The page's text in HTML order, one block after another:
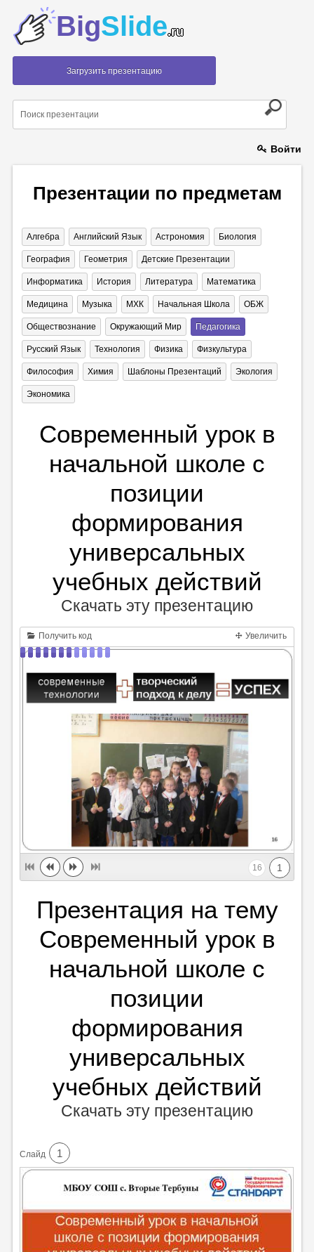
BigSlide.ru
Загрузить презентацию
Войти
Презентации по предметам
Алгебра Английский Язык Астрономия Биология
География Геометрия Детские Презентации
Информатика История Литература Математика
Медицина Музыка МХК Начальная Школа ОБЖ
Обществознание Окружающий Мир Педагогика
Русский Язык Технология Физика Физкультура
Философия Химия Шаблоны Презентаций Экология
Экономика
Современный урок в
начальной школе с
позиции
формирования
универсальных
учебных действий
Скачать эту презентацию
Получить код Увеличить
1
16
Презентация на тему
Современный урок в
начальной школе с
позиции
формирования
универсальных
учебных действий
Скачать эту презентацию
Cлайд 1